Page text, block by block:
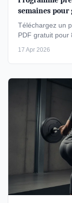
semaines pour
Téléchargez un
PDF gratuit pour
17 Apr 2026